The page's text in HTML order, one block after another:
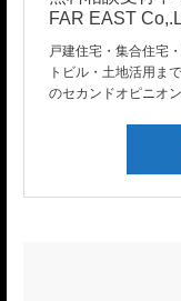
FAR EAST
戸建住宅・集合住宅
トビル・土地活用ま
のセカンドオピニオ